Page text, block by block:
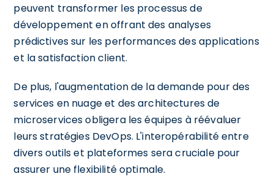
peuvent transformer les processus de
développement en offrant des analyses
prédictives sur les performances des applications
et la satisfaction client.
De plus, l'augmentation de la demande pour des
services en nuage et des architectures de
microservices obligera les équipes à réévaluer
leurs stratégies DevOps. L'interopérabilité entre
divers outils et plateformes sera cruciale pour
assurer une flexibilité optimale.